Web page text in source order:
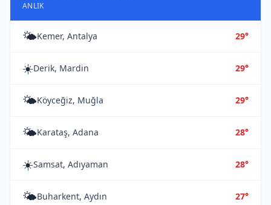
ANLIK
🌤️Kemer, Antalya 29°
☀️Derik, Mardin 29°
🌤️Köyceğiz, Muğla 29°
🌤️Karataş, Adana 28°
☀️Samsat, Adıyaman 28°
🌤️Buharkent, Aydın 27°